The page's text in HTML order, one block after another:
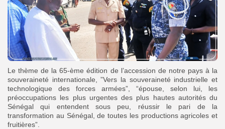
Le thème de la 65-ème édition de l’accession de notre pays à la
souveraineté internationale,
”Vers la souveraineté industrielle et
technologique des forces armées”, “épouse, selon lui, les
préoccupations les plus urgentes des plus hautes autorités du
Sénégal qui entendent sous peu, réussir le pari de la
transformation au Sénégal, de toutes les productions agricoles et
fruitières”.